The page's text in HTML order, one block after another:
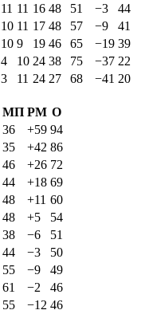
11 11 16 48 51 −3
44
10 11 17 48 57 −9
41
10 9 19 46 65 −19 39
4 10 24 38 75 −37 22
3 11 24 27 68 −41 20
МП РМ О
36 +59 94
35 +42 86
46 +26 72
44 +18 69
48 +11 60
48 +5
54
38 −6
51
44 −3
50
55 −9
49
61 −2
46
55 −12 46